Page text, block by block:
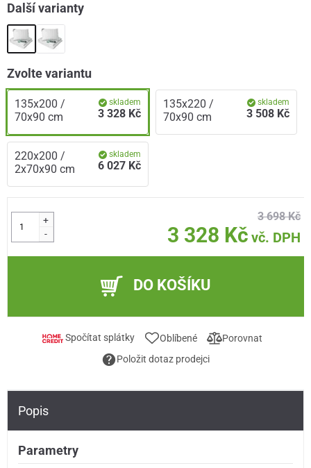
Další varianty
Zvolte variantu
135x200 /
70x90 cm
skladem
3 328 Kč
135x220 /
70x90 cm
skladem
3 508 Kč
220x200 /
2x70x90 cm
skladem
6 027 Kč
+
-
3 698 Kč
3 328 Kč vč. DPH
DO KOŠÍKU
Spočítat splátky Oblíbené
Porovnat
Položit dotaz prodejci
Popis
Parametry